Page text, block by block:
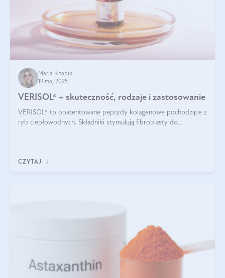
Maria Knapik
19 maj 2025
VERISOL® – skuteczność, rodzaje i zastosowanie
VERISOL® to opatentowane peptydy kolagenowe pochodzące z
ryb ciepłowodnych. Składniki stymulują fibroblasty do
CZYTAJ